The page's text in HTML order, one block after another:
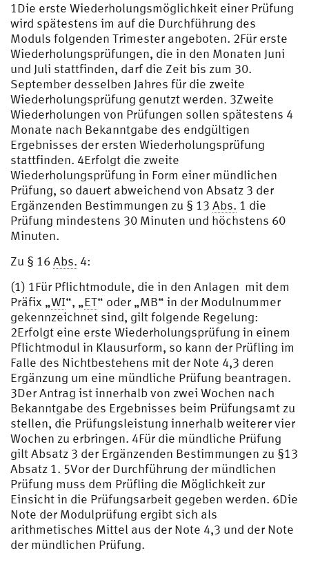
1Die erste Wiederholungsmöglichkeit einer Prüfung
wird spätestens im auf die Durchführung des
Moduls folgenden Trimester angeboten. 2Für erste
Wiederholungsprüfungen, die in den Monaten Juni
und Juli stattfinden, darf die Zeit bis zum 30.
September desselben Jahres für die zweite
Wiederholungsprüfung genutzt werden. 3Zweite
Wiederholungen von Prüfungen sollen spätestens 4
Monate nach Bekanntgabe des endgültigen
Ergebnisses der ersten Wiederholungsprüfung
stattfinden. 4Erfolgt die zweite
Wiederholungsprüfung in Form einer mündlichen
Prüfung, so dauert abweichend von Absatz 3 der
Ergänzenden Bestimmungen zu § 13 Abs. 1 die
Prüfung mindestens 30 Minuten und höchstens 60
Minuten.
Zu § 16Abs. 4:
(1) 1Für Pflichtmodule, die in den Anlagen mit dem
Präfix „WI“, „ET“ oder „MB“ in der Modulnummer
gekennzeichnet sind, gilt folgende Regelung:
2Erfolgt eine erste Wiederholungsprüfung in einem
Pflichtmodul in Klausurform, so kann der Prüfling im
Falle des Nichtbestehens mit der Note 4,3 deren
Ergänzung um eine mündliche Prüfung beantragen.
3Der Antrag ist innerhalb von zwei Wochen nach
Bekanntgabe des Ergebnisses beim Prüfungsamt zu
stellen, die Prüfungsleistung innerhalb weiterer vier
Wochen zu erbringen. 4Für die mündliche Prüfung
gilt Absatz 3 der Ergänzenden Bestimmungen zu §13
Absatz 1. 5Vor der Durchführung der mündlichen
Prüfung muss dem Prüfling die Möglichkeit zur
Einsicht in die Prüfungsarbeit gegeben werden. 6Die
Note der Modulprüfung ergibt sich als
arithmetisches Mittel aus der Note 4,3 und der Note
der mündlichen Prüfung.